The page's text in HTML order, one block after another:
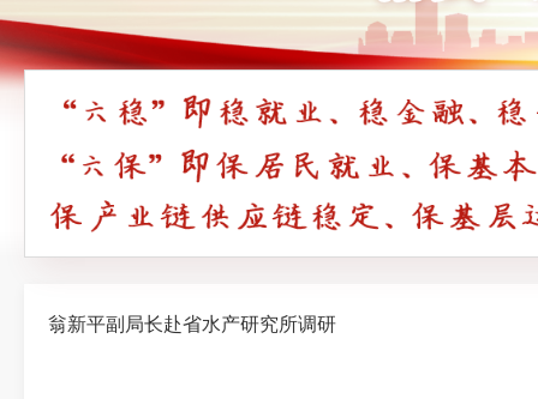
翁新平副局长赴省水产研究所调研